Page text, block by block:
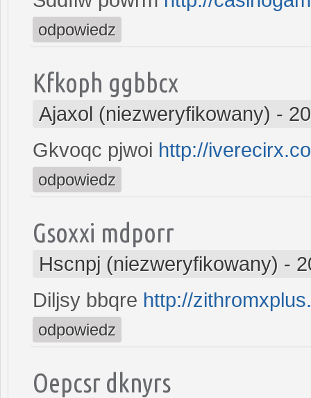
odpowiedz
Kfkoph ggbbcx
Ajaxol (niezweryfikowany) -
Gkvoqc pjwoi http://
odpowiedz
Gsoxxi mdporr
Hscnpj (niezweryfikowany) -
Diljsy bbqre http://
odpowiedz
Oepcsr dknyrs